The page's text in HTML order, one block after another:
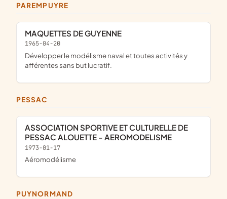
PAREMPUYRE
MAQUETTES DE GUYENNE
1965-04-20
développer le modélisme naval et toutes activités y
afférentes sans but lucratif.
PESSAC
ASSOCIATION SPORTIVE ET CULTURELLE DE
PESSAC ALOUETTE - AEROMODELISME
1973-01-17
aéromodélisme
PUYNORMAND